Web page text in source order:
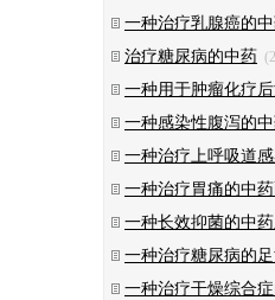
一种治疗乳腺癌的
治疗糖尿病的中药
一种用于肿瘤化疗
一种感染性腹泻的
一种治疗上呼吸道
一种治疗胃痛的中
一种长效抑菌的中
一种治疗糖尿病的
一种治疗干燥综合